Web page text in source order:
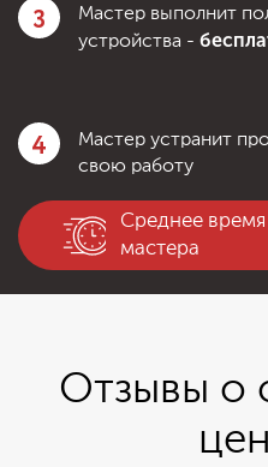
3
Мастер выполнит
устройства -
4
Мастер устранит
свою работу
Среднее
мастера
Отзывы о